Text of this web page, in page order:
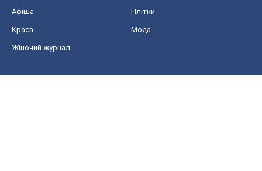
Афіша Плітки
Краса Мода
Жіночий журнал